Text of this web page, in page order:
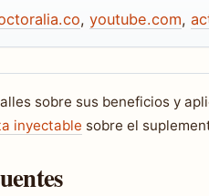
, youtube.com,
sobre sus beneficios y
inyectable sobre el